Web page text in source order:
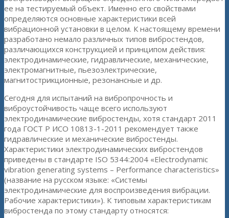
ее на тестируемый объект. Именно его свойствами
определяются основные характеристики всей
вибрационной установки в целом. К настоящему времени
разработано немало различных типов вибростендов,
различающихся конструкцией и принципом действия:
электродинамические, гидравлические, механические,
электромагнитные, пьезоэлектрические,
магнитострикционные, резонансные и др.
Сегодня для испытаний на вибропрочность и
виброустойчивость чаще всего используют
электродинамические вибростенды, хотя стандарт 2011
года ГОСТ Р ИСО 10813-1-2011 рекомендует также
гидравлические и механические вибростенды.
Характеристики электродинамических вибростендов
приведены в стандарте ISO 5344:2004 «Electrodynamic
vibration generating systems – Performance characteristics»
(название на русском языке: «Системы
электродинамические для воспроизведения вибрации.
Рабочие характеристики»). К типовым характеристикам
вибростенда по этому стандарту относятся: